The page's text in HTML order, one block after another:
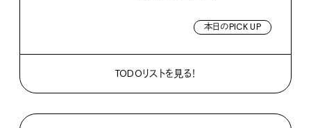
本日のPICK UP
TODOリストを見る！